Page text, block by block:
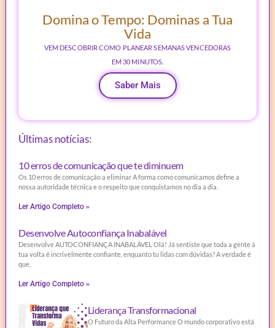
Domina o Tempo: Dominas a Tua
Vida
VEM DESCOBRIR COMO PLANEAR SEMANAS VENCEDORAS
EM 30 MINUTOS.
Saber Mais
Últimas notícias:
10 erros de comunicação que te diminuem
Os 10 erros de comunicação a eliminar A forma como comunicamos define a
nossa autoridade técnica e o respeito que conquistamos no dia a dia.
Ler Artigo Completo »
Desenvolve Autoconfiança Inabalável
Desenvolve AUTOCONFIANÇA INABALÁVEL Olá! Já sentiste que toda a gente à
tua volta é incrivelmente confiante, enquanto tu lidas com dúvidas? A verdade é
que,
Ler Artigo Completo »
Liderança Transformacional
O Futuro da Alta Performance O mundo corporativo está